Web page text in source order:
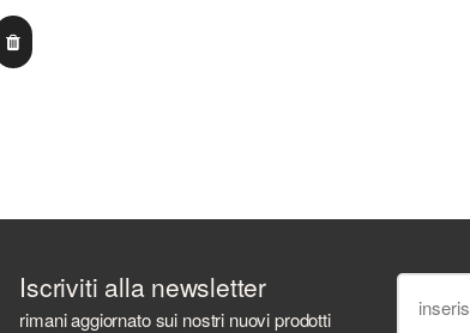
Iscriviti alla newsletter
rimani aggiornato sui nostri nuovi prodotti